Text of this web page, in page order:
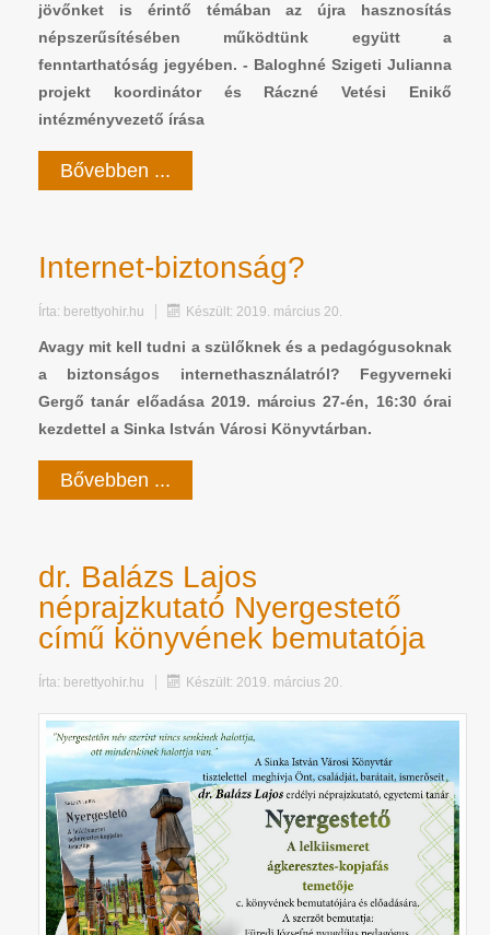
jövőnket is érintő témában az újra hasznosítás
népszerűsítésében működtünk együtt a
fenntarthatóság jegyében. - Baloghné Szigeti Julianna
projekt koordinátor és Ráczné Vetési Enikő
intézményvezető írása
Bővebben ...
Internet-biztonság?
Írta: berettyohir.hu Készült: 2019. március 20.
Avagy mit kell tudni a szülőknek és a pedagógusoknak
a biztonságos internethasználatról? Fegyverneki
Gergő tanár előadása 2019. március 27-én, 16:30 órai
kezdettel a Sinka István Városi Könyvtárban.
Bővebben ...
dr. Balázs Lajos
néprajzkutató Nyergestető
című könyvének bemutatója
Írta: berettyohir.hu Készült: 2019. március 20.